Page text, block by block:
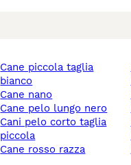
cane piccola taglia
bianco
cane nano
cane pelo lungo nero
cani pelo corto taglia
piccola
cane rosso razza